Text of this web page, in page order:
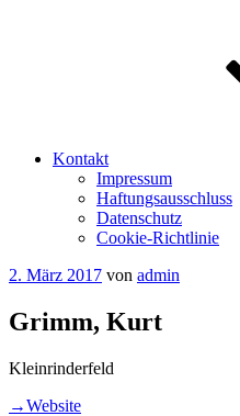
Kontakt
Impressum
Haftungsausschluss
Datenschutz
Cookie-Richtlinie
Veröffentlicht
2. März 2017 von admin
Grimm, Kurt
Kleinrinderfeld
→Website